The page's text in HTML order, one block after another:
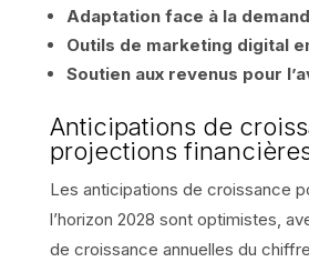
Adaptation face à la
Outils de marketing digital
Soutien aux revenus pour
Anticipations de
projections
Les anticipations de croissance
l’horizon 2028 sont optimistes,
de croissance annuelles du